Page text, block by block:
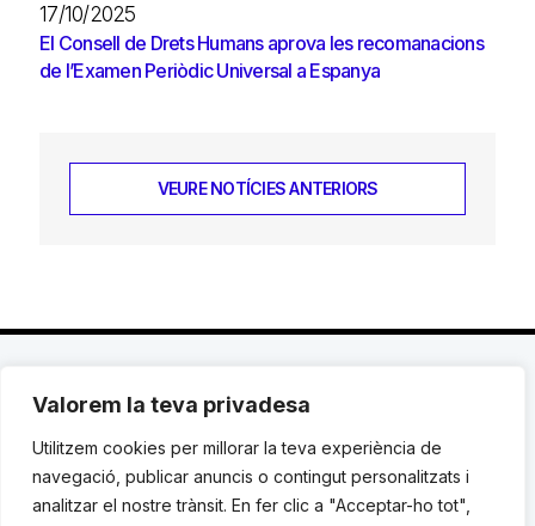
Valorem la teva privadesa
Utilitzem cookies per millorar la teva experiència de
navegació, publicar anuncis o contingut personalitzats i
analitzar el nostre trànsit. En fer clic a "Acceptar-ho tot",
17/10/2025
El Consell de Drets Humans aprova les recomanacions
de l’Examen Periòdic Universal a Espanya
VEURE NOTÍCIES ANTERIORS
C. Avinyó 44, 2n | 08002 Barcelona |
119 03 72|institut@idhc.org
© Institut de Drets Humans de Catalunya.